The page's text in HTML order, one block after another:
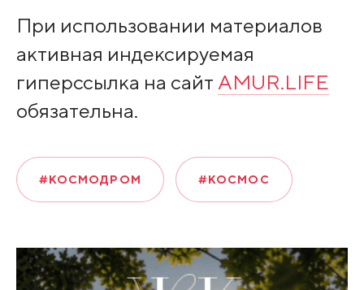
При использовании материалов
активная индексируемая
гиперссылка на сайт AMUR.LIFE
обязательна.
#КОСМОДРОМ #КОСМОС